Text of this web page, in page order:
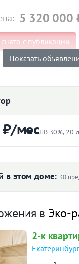
5 320 000
с публикации
«чистая»
Показать
₽/месПВ 30%, 20
лет
₽
в этом доме: 30
178 711
в Эко-
2-к
Екатеринбург